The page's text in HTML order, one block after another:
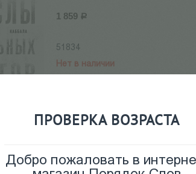
ПРОВЕРКА ВОЗРАСТА
Добро пожаловать в
1 859 Р
51834
Нет в наличии
(род. 1944 г.) — британский религиовед,
сравнительного религиоведения. Автор
разное время изданы в России. Была
премия Четырех свобод, премия